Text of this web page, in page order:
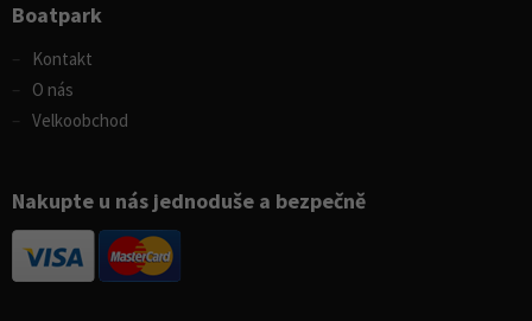
Boatpark
Kontakt
O nás
Velkoobchod
Nakupte u nás jednoduše a bezpečně